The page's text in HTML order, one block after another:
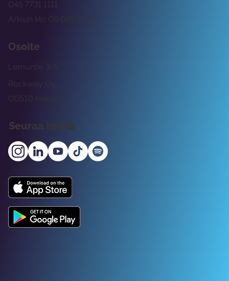
Arkisin klo 09:00 -15:00
045 7731 1111
Osoite
Rockway Oy
Lemuntie 3-5
00510 Helsinki
Seuraa meitä